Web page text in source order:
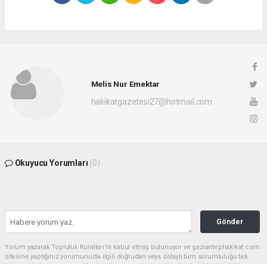
Melis Nur Emektar
hakikatgazetesi27@hotmail.com
Okuyucu Yorumları (0)
Gönder
Yorum yazarak Topluluk Kuralları’nı kabul etmiş bulunuyor ve gaziantephakikat.com
sitesine yaptığınız yorumunuzla ilgili doğrudan veya dolaylı tüm sorumluluğu tek